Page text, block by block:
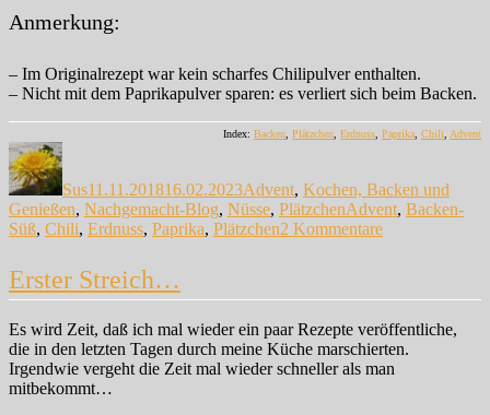
Anmerkung:
– Im Originalrezept war kein scharfes Chilipulver enthalten.
– Nicht mit dem Paprikapulver sparen: es verliert sich beim Backen.
Index: Backen Plätzchen Erdnuss Paprika Chili Advent
Autor
Sus11.11.201816.02.2023Advent, Kochen, Backen und
Genießen, Nachgemacht-Blog, Nüsse, PlätzchenSchlagwörter
Advent, Backen-
Süß, Chili, Erdnuss, Paprika, Plätzchen2 Kommentarezu
Erster Streich…
Es wird Zeit, daß ich mal wieder ein paar Rezepte veröffentliche,
die in den letzten Tagen durch meine Küche marschierten.
Irgendwie vergeht die Zeit mal wieder schneller als man
mitbekommt…